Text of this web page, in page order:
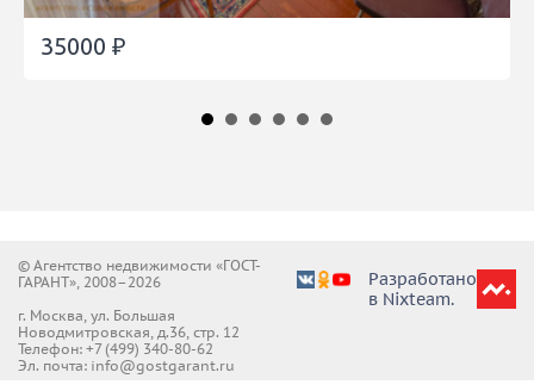
35000 ₽
35000 ₽
Разработано
в Nixteam.
© Агентство недвижимости «ГОСТ-
ГАРАНТ», 2008–2026
г. Москва, ул. Большая
Новодмитровская, д.36, стр. 12
Телефон: +7 (499) 340-80-62
Эл. почта: info@gostgarant.ru